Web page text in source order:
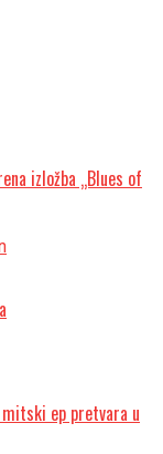
izložba „Blues of
mitski ep pretvara u